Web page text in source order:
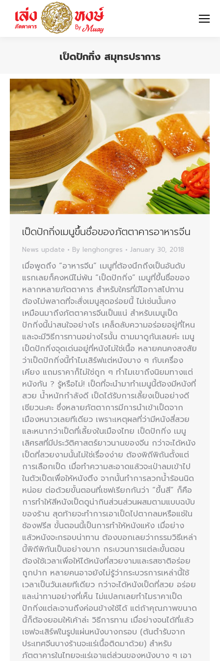
เป็ดปักกิ่ง สมุทรปราการ
เป็ดปักกิ่งเมนูขึ้นชื่อของภัตตาคารอาหารจีน
News update By lenghongres January 30, 2018
เมื่อพูดถึง “อาหารจีน” เมนูที่ต้องนึกถึงเป็นอันดับ
แรกเลยก็คงหนีไม่พ้น “เป็ดปักกิ่ง” เมนูที่ขึ้นชื่อของ
หลากหลายภัตตาคาร สำหรับใครที่มีโอกาสไปทาน
ต้องไม่พลาดที่จะสั่งเมนูสุดอร่อยนี้ ไม่เช่นนั้นคง
เหมือนมาถึงภัตตาคารจีนเป็นแน่ สำหรับเมนูเป็ด
ปักกิ่งนี้น่าสนใจอย่างไร เคล็ดลับความอร่อยอยู่ที่ไหน
และจะมีวิธีการทานอย่างไรนั้น ตามมาดูกันเลยค่ะ เมนู
เป็ดปักกิ่งจุดเด่นอยู่ที่หนังไม่ใช่เนื้อ หลายคนคงสงสัย
ว่าเป็ดปักกิ่งนี้ทำไมเสิร์ฟแต่หนังบาง ๆ กับเครื่อง
เคียง แถมราคาก็ไม่ใช่ถูก ๆ ทำไมเขาถึงนิยมทางแต่
หนังกัน ? รู้หรือไม่! เป็ดที่จะนำมาทำเมนูนี้ต้องมีหนังที่
สวย น้ำหนักกำลังดี เป็ดได้รับการเลี้ยงเป็นอย่างดี
เชียวนะคะ ซึ่งหลายภัตตาการมีการนำเข้าเป็ดจาก
เมืองหนาวเลยทีเดียว เพราะเหตุผลที่ว่ามีหนังสี่สวย
และหนากว่าเป็ดที่เลี้ยงในเมืองไทย เป็ดปักกิ่ง เมนู
เลิศรสที่มีประวัติศาสตร์ยาวนานของจีน กว่าจะได้หนัง
เป็ดที่สวยงามนั้นไม่ใช่เรื่องง่าย ต้องพิถีพิถันตั้งแต่
การเลือกเป็ด เมื่อทำความสะอาดแล้วจะเป่าลมเข้าไป
ในตัวเป็ดเพื่อให้หนังตึง จากนั้นทำการลวกน้ำร้อนนิด
หน่อย ต่อด้วยขั้นตอนที่เชฟเรียกกันว่า “ขึ้นสี” ก็คือ
การทำให้สีหนังเป็ดดูน่ากินส่วนส่วนผสมตามแบบฉบับ
ของร้าน สุดท้ายจะทำการเอาเป็ดไปตากลมหรือแช่ใน
ช้องฟรีส ขั้นตอนนี้เป็นการทำให้หนังแห้ง เมื่อย่าง
แล้วหนังจะกรอบน่าทาน ต้องบอกเลยว่ากรรมวิธีเหล่า
นี้พิถีพิกันเป็นอย่างมาก กระบวนการแต่ละขั้นตอน
ต้องใช้เวลาเพื่อให้ได้หนังที่สวยงามและรสชาติอร่อย
ถูกปาก หลายคนอาจยังไม่รู้ว่ากระบวรการเหล่านี้ใช้
เวลาเป็นวันเลยทีเดียว กว่าจะได้หนังเป็ดที่สวย อร่อย
และน่าทานอย่างที่เห็น ไม่แปลกเลยทำไมราคาเป็ด
ปักกิ่งแต่ละจานถึงค่อนข้างใช้ได้ แต่ถ้าคุณภาพขนาด
นี้ก็ต้องยอมให้เค้าล่ะ วิธีการทาน เมื่อย่างจนได้ที่แล้ว
เชฟจะเสิร์ฟในรูปแผ่นหนังบางกรอบ (ต้นตำรับจาก
ประเทศจีนบางร้านจะแร่เนื้อติดมาด้วย) สำหรับ
ภัตตาคารในไทยจะแร่เอาแต่ส่วนของหนังบาง ๆ เอา